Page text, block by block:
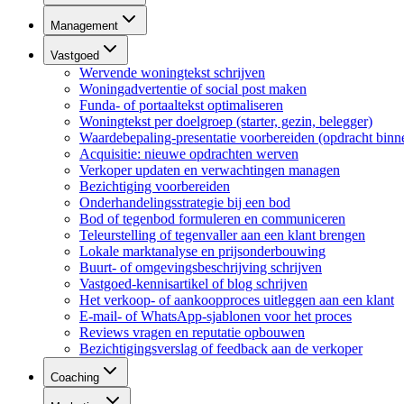
Management
Vastgoed
Wervende woningtekst schrijven
Woningadvertentie of social post maken
Funda- of portaaltekst optimaliseren
Woningtekst per doelgroep (starter, gezin, belegger)
Waardebepaling-presentatie voorbereiden (opdracht
Acquisitie: nieuwe opdrachten werven
Verkoper updaten en verwachtingen managen
Bezichtiging voorbereiden
Onderhandelingsstrategie bij een bod
Bod of tegenbod formuleren en communiceren
Teleurstelling of tegenvaller aan een klant brengen
Lokale marktanalyse en prijsonderbouwing
Buurt- of omgevingsbeschrijving schrijven
Vastgoed-kennisartikel of blog schrijven
Het verkoop- of aankoopproces uitleggen aan een klant
E-mail- of WhatsApp-sjablonen voor het proces
Reviews vragen en reputatie opbouwen
Bezichtigingsverslag of feedback aan de verkoper
Coaching